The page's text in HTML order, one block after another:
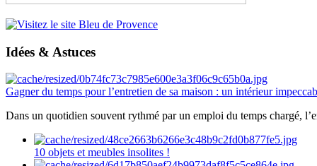
Idées & Astuces
Gagner du temps pour l’entretien de sa maison : un intérieur
Dans un quotidien souvent rythmé par un emploi du temps chargé,
10 objets et meubles insolites !